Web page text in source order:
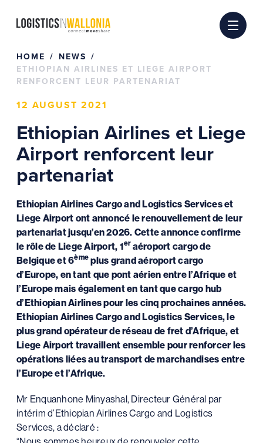
HOME
NEWS
ETHIOPIAN AIRLINES ET LIEGE AIRPORT
RENFORCENT LEUR PARTENARIAT
12 AUGUST 2021
Ethiopian Airlines et Liege
Airport renforcent leur
partenariat
Ethiopian Airlines Cargo and Logistics Services et
Liege Airport ont annoncé le renouvellement de leur
partenariat jusqu’en 2026. Cette annonce confirme
le rôle de Liege Airport, 1er aéroport cargo de
Belgique et 6ème plus grand aéroport cargo
d’Europe, en tant que pont aérien entre l’Afrique et
l’Europe mais également en tant que cargo hub
d’Ethiopian Airlines pour les cinq prochaines années.
Ethiopian Airlines Cargo and Logistics Services, le
plus grand opérateur de réseau de fret d’Afrique, et
Liege Airport travaillent ensemble pour renforcer les
opérations liées au transport de marchandises entre
l’Europe et l’Afrique.
Mr Enquanhone Minyashal, Directeur Général par
intérim d’Ethiopian Airlines Cargo and Logistics
Services, a déclaré :